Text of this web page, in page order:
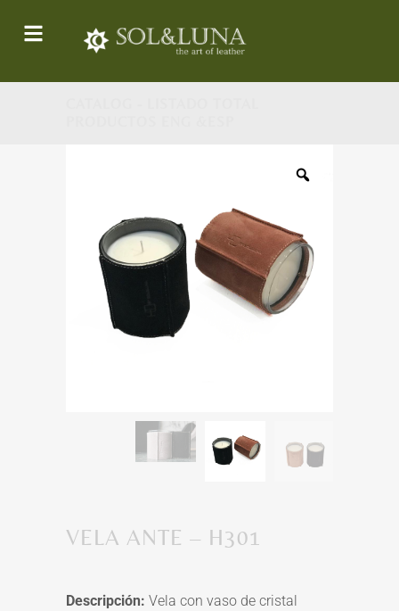
VELA ANTE – H301
Descripción: Vela con vaso de cristal